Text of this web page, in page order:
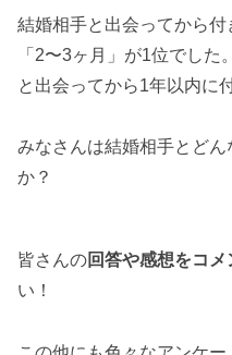
結婚相手と出会ってから付
「2〜3ヶ月」が1位でし
と出会ってから1年以内に
みなさんは結婚相手とど
か？
皆さんの回答や感想をコメ
い！